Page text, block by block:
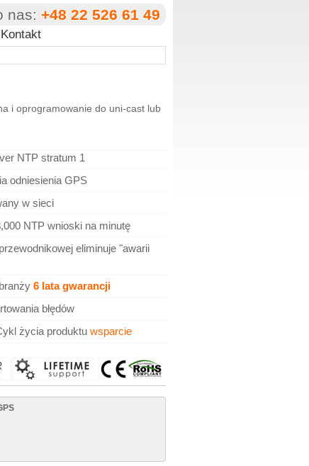
nas: +48 22 526 61 49
Kontakt
i oprogramowanie do uni-cast lub
NTP stratum 1
odniesienia GPS
w sieci
NTP wnioski na minutę
eliminuje "awarii
6 lata gwarancji
błędów
życia produktu wsparcie